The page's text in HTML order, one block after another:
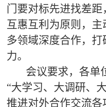
门要对标先进找差距
互惠互利为原则，
多领域深度合作，
力。
会议要求，各单
“大学习、大调研、
推进对外合作交流